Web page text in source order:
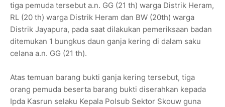
tiga pemuda tersebut a.n. GG (21 th) warga Distrik Heram,
RL (20 th) warga Distrik Heram dan BW (20th) warga
Distrik Jayapura, pada saat dilakukan pemeriksaan badan
ditemukan 1 bungkus daun ganja kering di dalam saku
celana a.n. GG (21 th).
Atas temuan barang bukti ganja kering tersebut, tiga
orang pemuda beserta barang bukti diserahkan kepada
Ipda Kasrun selaku Kepala Polsub Sektor Skouw guna